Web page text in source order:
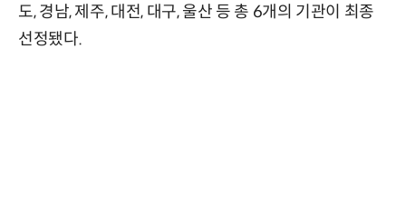
도, 경남, 제주, 대전, 대구, 울산 등 총 6개의 기관이 최종
선정됐다.